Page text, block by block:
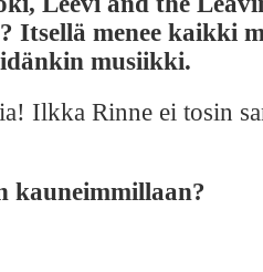
Itsellä menee kaikki
musiikki.
Ilkka Rinne ei tosin
kauneimmillaan?